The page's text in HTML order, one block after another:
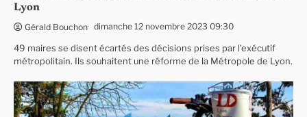
Lyon
Gérald Bouchon dimanche 12 novembre 2023 09:30
49 maires se disent écartés des décisions prises par l’exécutif
métropolitain. Ils souhaitent une réforme de la Métropole de Lyon.